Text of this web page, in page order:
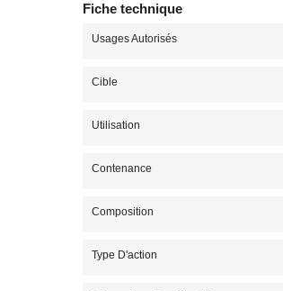
Fiche technique
Usages Autorisés
Cible
Utilisation
Contenance
Composition
Type D'action